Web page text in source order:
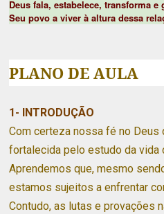
Deus fala, estabelece, transforma
Seu povo a viver à altura dessa
PLANO DE AULA
1- INTRODUÇÃO
Com certeza nossa fé no
fortalecida pelo estudo da vida
Aprendemos que, mesmo
estamos sujeitos a enfrentar
Contudo, as lutas e provações